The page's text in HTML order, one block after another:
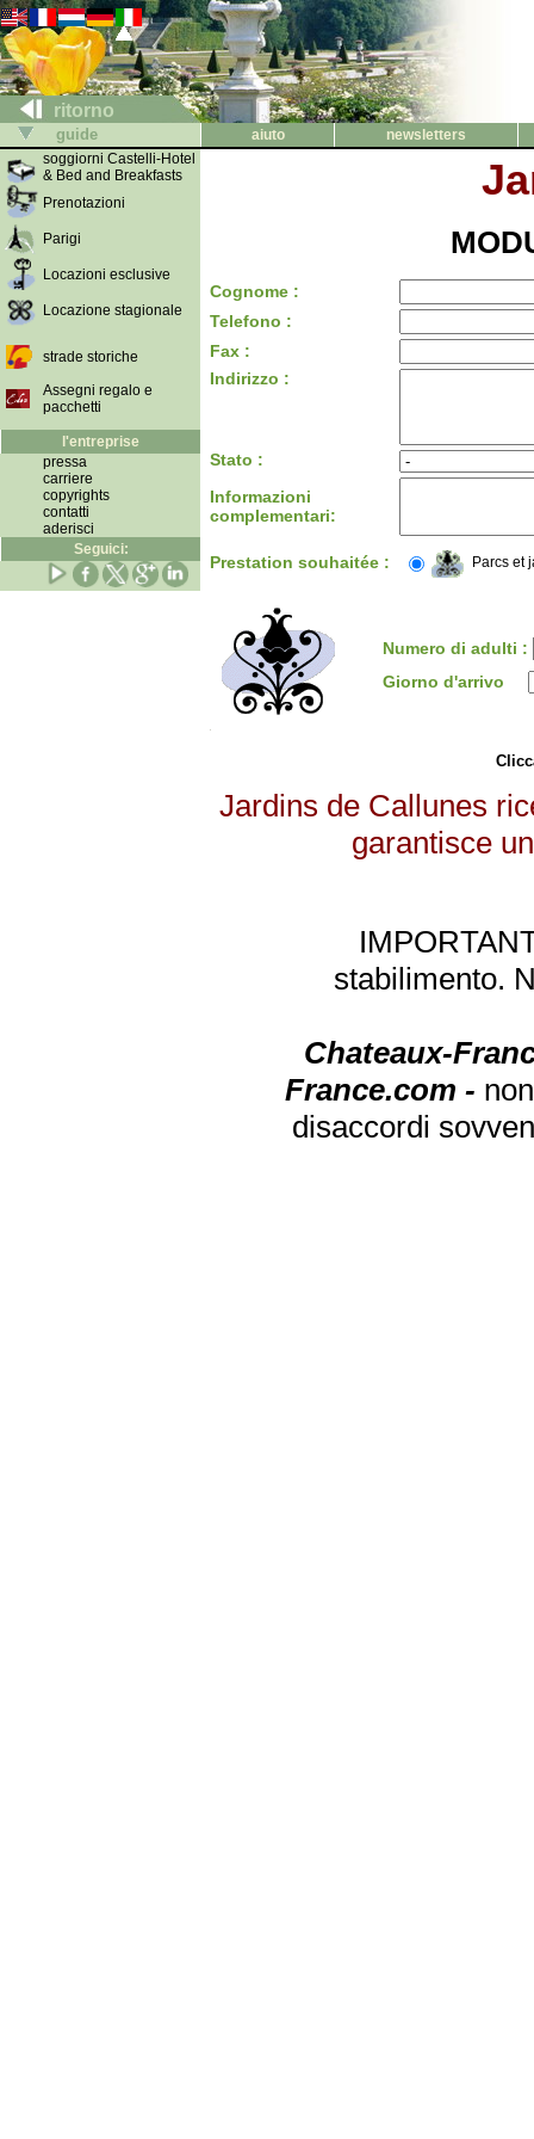
ritorno
guide aiuto
newsletters
soggiorni Castelli-Hotel
& Bed and Breakfasts
Prenotazioni
Parigi
Locazioni esclusive
Locazione stagionale
strade storiche
Assegni regalo e
pacchetti
l'entreprise
pressa
carriere
copyrights
contatti
aderisci
Seguici:
Cognome :
Telefono :
Fax :
Indirizzo :
Stato :
Informazioni
complementari:
Prestation souhaitée : Parcs et
Numero di adulti :
Giorno d'arrivo
Jardins de Callunes
garantisce
stabilimento.
Chateaux-
France.com -
disaccordi